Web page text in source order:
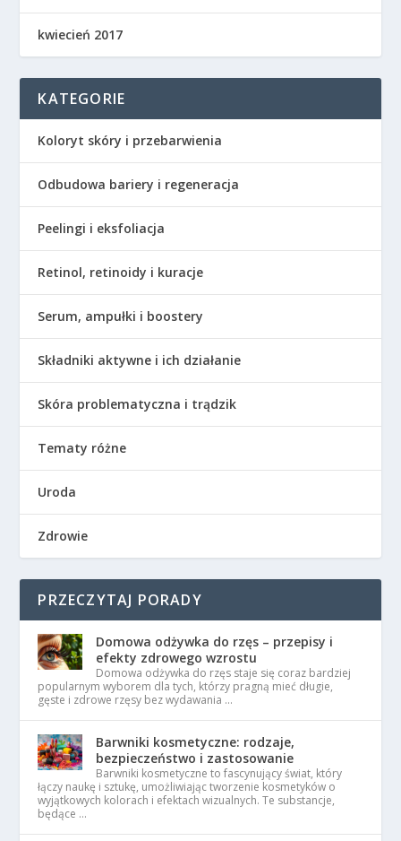
kwiecień 2017
KATEGORIE
Koloryt skóry i przebarwienia
Odbudowa bariery i regeneracja
Peelingi i eksfoliacja
Retinol, retinoidy i kuracje
Serum, ampułki i boostery
Składniki aktywne i ich działanie
Skóra problematyczna i trądzik
Tematy różne
Uroda
Zdrowie
PRZECZYTAJ PORADY
Domowa odżywka do rzęs – przepisy i
efekty zdrowego wzrostu
Domowa odżywka do rzęs staje się coraz bardziej
popularnym wyborem dla tych, którzy pragną mieć długie,
gęste i zdrowe rzęsy bez wydawania …
Barwniki kosmetyczne: rodzaje,
bezpieczeństwo i zastosowanie
Barwniki kosmetyczne to fascynujący świat, który
łączy naukę i sztukę, umożliwiając tworzenie kosmetyków o
wyjątkowych kolorach i efektach wizualnych. Te substancje,
będące …